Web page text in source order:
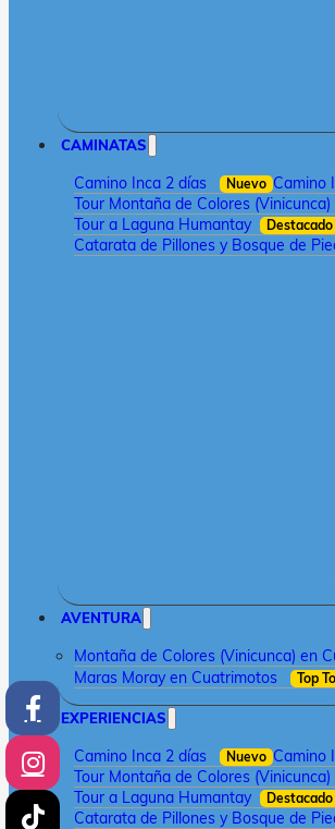
CAMINATAS
Camino Inca 2 días Nuevo Camino
Tour Montaña de Colores (Vinicunca)
Tour a Laguna Humantay Destacado
Catarata de Pillones y Bosque de
AVENTURA
Montaña de Colores (Vinicunca) en
Maras Moray en Cuatrimotos
Top
EXPERIENCIAS
Camino Inca 2 días Nuevo Camino
Tour Montaña de Colores (Vinicunca)
Tour a Laguna Humantay Destacado
Catarata de Pillones y Bosque de